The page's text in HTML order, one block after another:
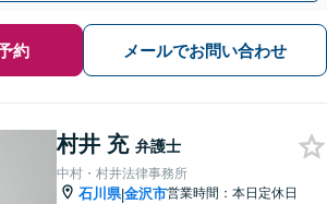
約 メールでお問い合わせ
村井 充 弁護士
中村・村井法律事務所
石川県|金沢市営業時間：本日定休日